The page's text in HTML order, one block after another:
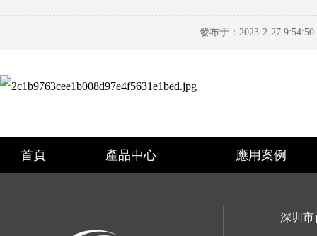
發布于：2023-2-27
首頁 產品中心 應用案例
深圳市